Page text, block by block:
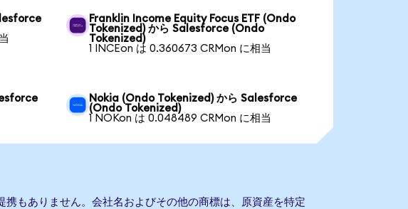
Franklin Income Equity Focus ETF (Ondo
Tokenized) から Salesforce (Ondo
Tokenized)
1 INCEon は 0.360673 CRMon に相当
Nokia (Ondo Tokenized) から Salesforce
(Ondo Tokenized)
1 NOKon は 0.048489 CRMon に相当
もありません。会社名およびその他の商標は、原資産を特定